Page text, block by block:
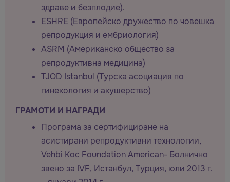
здраве и безплодие).
ESHRE (Европейско дружество по човешка
репродукция и ембриология)
ASRM (Американско общество за
репродуктивна медицина)
TJOD Istanbul (Турска асоциация по
гинекология и акушерство)
ГРАМОТИ И НАГРАДИ
Програма за сертифициране на
асистирани репродуктивни технологии,
Vehbi Koc Foundation American- Болнично
звено за IVF, Истанбул, Турция, юли 2013 г.